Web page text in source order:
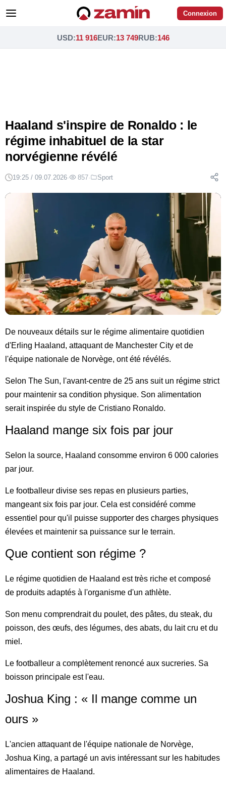
Connexion
USD:11 916EUR:13 749RUB:146
Haaland s'inspire de Ronaldo : le
régime inhabituel de la star
norvégienne révélé
19:25 / 09.07.2026· 857· Sport
De nouveaux détails sur le régime alimentaire quotidien
d'Erling Haaland, attaquant de Manchester City et de
l'équipe nationale de Norvège, ont été révélés.
Selon The Sun, l'avant-centre de 25 ans suit un régime strict
pour maintenir sa condition physique. Son alimentation
serait inspirée du style de Cristiano Ronaldo.
Haaland mange six fois par jour
Selon la source, Haaland consomme environ 6 000 calories
par jour.
Le footballeur divise ses repas en plusieurs parties,
mangeant six fois par jour. Cela est considéré comme
essentiel pour qu'il puisse supporter des charges physiques
élevées et maintenir sa puissance sur le terrain.
Que contient son régime ?
Le régime quotidien de Haaland est très riche et composé
de produits adaptés à l'organisme d'un athlète.
Son menu comprendrait du poulet, des pâtes, du steak, du
poisson, des œufs, des légumes, des abats, du lait cru et du
miel.
Le footballeur a complètement renoncé aux sucreries. Sa
boisson principale est l'eau.
Joshua King : « Il mange comme un
ours »
L'ancien attaquant de l'équipe nationale de Norvège,
Joshua King, a partagé un avis intéressant sur les habitudes
alimentaires de Haaland.